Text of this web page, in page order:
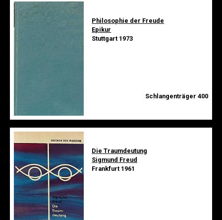
Philosophie der Freude
Epikur
Stuttgart 1973
Schlangenträger 400
Die Traumdeutung
Sigmund Freud
Frankfurt 1961